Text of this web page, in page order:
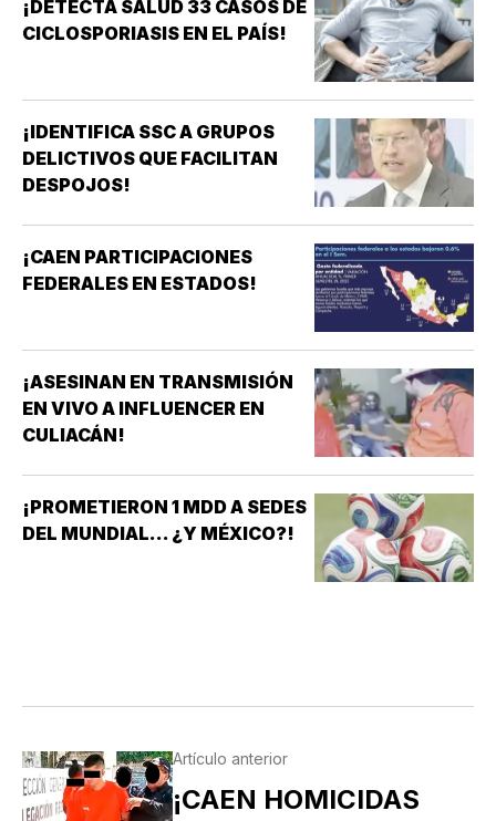
¡DETECTA SALUD 33 CASOS DE
CICLOSPORIASIS EN EL PAÍS!
¡IDENTIFICA SSC A GRUPOS
DELICTIVOS QUE FACILITAN
DESPOJOS!
¡CAEN PARTICIPACIONES
FEDERALES EN ESTADOS!
¡ASESINAN EN TRANSMISIÓN
EN VIVO A INFLUENCER EN
CULIACÁN!
¡PROMETIERON 1 MDD A SEDES
DEL MUNDIAL... ¿Y MÉXICO?!
Artículo anterior
¡CAEN HOMICIDAS